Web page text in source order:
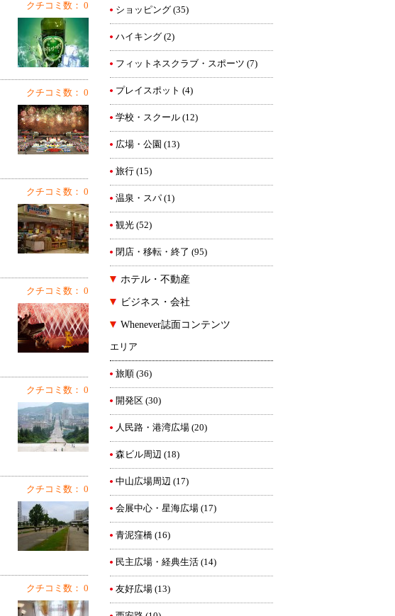
クチコミ数： 0
クチコミ数： 0
クチコミ数： 0
クチコミ数： 0
クチコミ数： 0
クチコミ数： 0
クチコミ数： 0
ショッピング (35)
ハイキング (2)
フィットネスクラブ・スポーツ (7)
プレイスポット (4)
学校・スクール (12)
広場・公園 (13)
旅行 (15)
温泉・スパ (1)
観光 (52)
閉店・移転・終了 (95)
ホテル・不動産
ビジネス・会社
Whenever誌面コンテンツ
エリア
旅順 (36)
開発区 (30)
人民路・港湾広場 (20)
森ビル周辺 (18)
中山広場周辺 (17)
会展中心・星海広場 (17)
青泥窪橋 (16)
民主広場・経典生活 (14)
友好広場 (13)